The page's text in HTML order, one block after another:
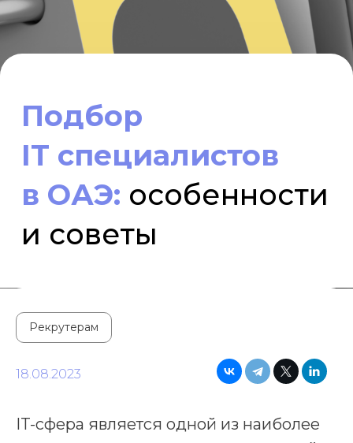
IT специалистов
в ОАЭ:
особенности
Рекрутерам
18.08.2023
IT-сфера является одной из наиболее